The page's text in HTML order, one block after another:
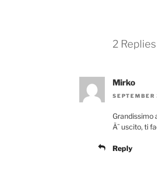
2
Mirko
Grandissimo
Ã¨ uscito, ti
Reply